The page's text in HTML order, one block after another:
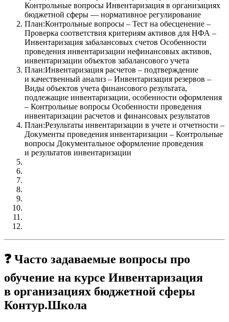
Контрольные вопросы Инвентаризация в организациях
бюджетной сферы — нормативное регулирование
План:Контрольные вопросы – Тест на обесценение –
Проверка соответствия критериям активов для НФА –
Инвентаризация забалансовых счетов Особенности
проведения инвентаризации нефинансовых активов,
инвентаризации объектов забалансового учета
План:Инвентаризация расчетов – подтверждение
и качественный анализ – Инвентаризация резервов –
Виды объектов учета финансового результата,
подлежащие инвентаризации, особенности оформления
– Контрольные вопросы Особенности проведения
инвентаризации расчетов и финансовых результатов
План:Результаты инвентаризации в учете и отчетности –
Документы проведения инвентаризации – Контрольные
вопросы Документальное оформление проведения
и результатов инвентаризации
❓ Часто задаваемые вопросы про
обучение на курсе Инвентаризация
в организациях бюджетной сферы
Контур.Школа